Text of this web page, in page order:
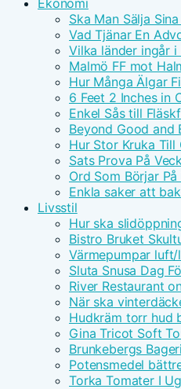
Ekonomi
Ska Man Sälja
Vad Tjänar En
Vilka länder ingår
Malmö FF mot
Hur Många Älgar
6 Feet 2 Inches in
Enkel Sås till
Beyond Good and
Hur Stor Kruka Till
Sats Prova På
Ord Som Börjar
Enkla saker att
Livsstil
Hur ska
Bistro Bruket
Värmepumpar
Sluta Snusa Dag
River Restaurant
När ska
Hudkräm torr hud
Gina Tricot Soft
Brunkebergs
Potensmedel
Torka Tomater I